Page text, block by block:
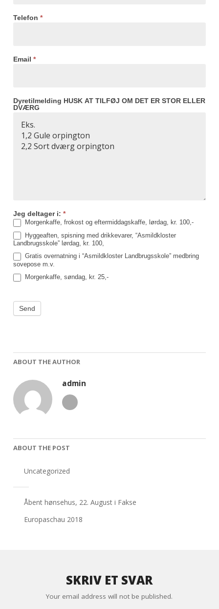
Telefon *
Email *
Dyretilmelding HUSK AT TILFØJ OM DET ER STOR ELLER
DVÆRG
Jeg deltager i: *
Morgenkaffe, frokost og eftermiddagskaffe, lørdag, kr. 100,-
Hyggeaften, spisning med drikkevarer, “Asmildkloster
Landbrugsskole” lørdag, kr. 100,
Gratis overnatning i “Asmildkloster Landbrugsskole” medbring
sovepose m.v.
Morgenkaffe, søndag, kr. 25,-
Send
ABOUT THE AUTHOR
admin
ABOUT THE POST
Uncategorized
Åbent hønsehus, 22. August i Fakse
Europaschau 2018
SKRIV ET SVAR
Your email address will not be published.